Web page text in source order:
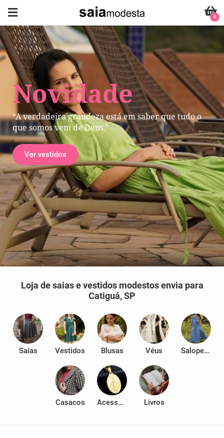
Novidade
“A verdadeira grandeza está em saber que tudo o
que somos vem de Deus."
Ver vestidos
0
Loja de saias e vestidos modestos envia para
Catiguá, SP
Saias Vestidos Blusas Véus Salopetes
Casacos Acessórios Livros